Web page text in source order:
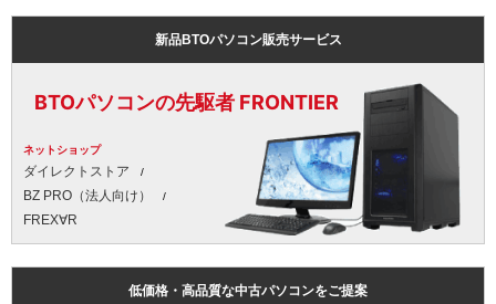
新品BTOパソコン販売サービス
BTOパソコンの先駆者 FRONTIER
ネットショップ
ダイレクトストア
BZ PRO（法人向け）
FREX∀R
低価格・高品質な中古パソコンをご提案